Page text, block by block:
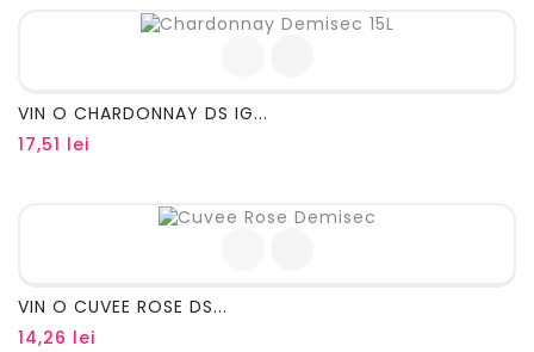
VIN O CHARDONNAY DS IG...
17,51 lei
VIN O CUVEE ROSE DS...
14,26 lei